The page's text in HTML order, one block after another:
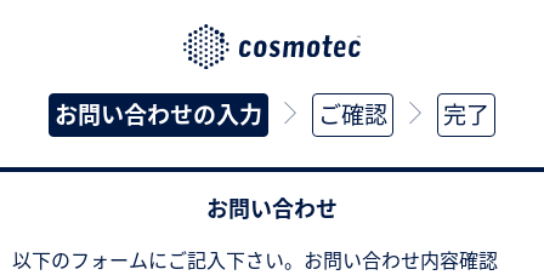
お問い合わせの入力 ご確認 完了
お問い合わせ
以下のフォームにご記入下さい。お問い合わせ内容確認